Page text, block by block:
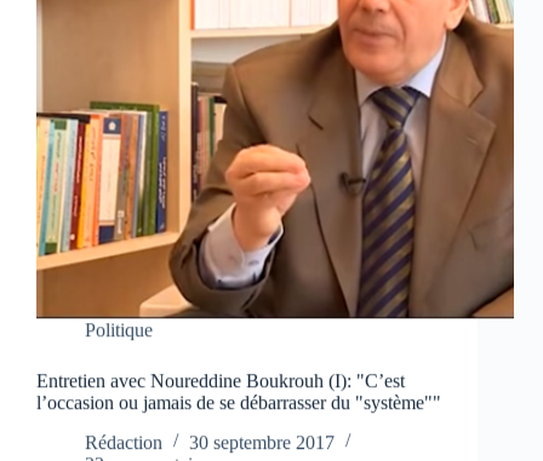
Politique
Entretien avec Noureddine Boukrouh (I): "C’est
l’occasion ou jamais de se débarrasser du "système""
Rédaction
30 septembre 2017